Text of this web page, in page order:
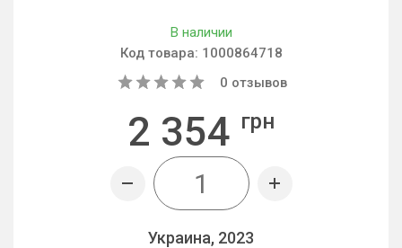
В наличии
Код товара: 1000864718
0 отзывов
2 354 грн
Украина, 2023